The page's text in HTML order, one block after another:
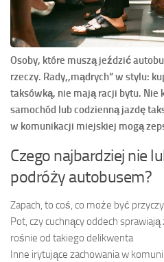
Osoby, które muszą jeździć
rzeczy. Rady,,mądrych” w stylu:
taksówką, nie mają racji bytu. Nie
samochód lub codzienną jazdę
w komunikacji miejskiej mogą
Czego najbardziej nie
podróży autobusem?
Zapach, to coś, co może być
Pot, czy cuchnący oddech
rośnie od takiego delikwenta
Inne irytujące zachowania w